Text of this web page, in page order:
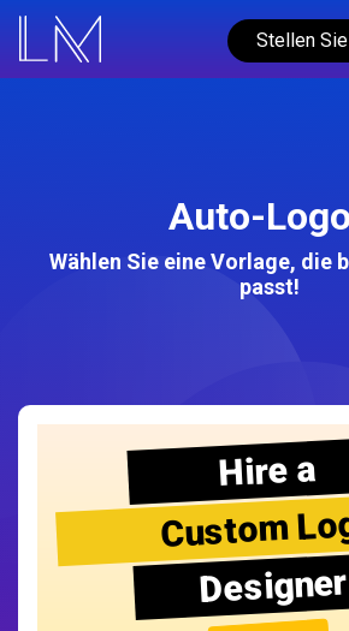
Stellen
Auto-
Wählen Sie eine Vorlage, die
passt!
Hire a
Custom
Designer